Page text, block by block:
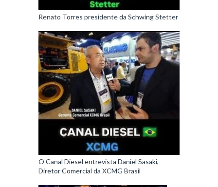
Renato Torres presidente da Schwing Stetter
O Canal Diesel entrevista Daniel Sasaki,
Diretor Comercial da XCMG Brasil